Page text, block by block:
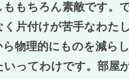
ももちろん素敵です。
片付けが苦手なわた
物理的にものを減ら
ってわけです。部屋